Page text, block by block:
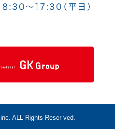
ALL Rights Reser ved.